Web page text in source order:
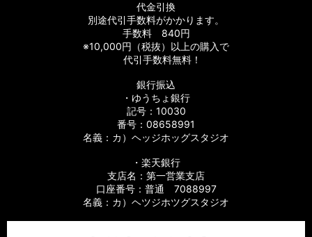
代金引換
別途代引手数料がかかります。
手数料 840円
※10,000円（税抜）以上の購入で
代引手数料無料！
銀行振込
・ゆうちょ銀行
記号：10030
番号：08658991
名義：カ）ヘッジホッグスタジオ
・楽天銀行
支店名：第一営業支店
口座番号：普通 7088997
名義：カ）ヘツジホツグスタジオ